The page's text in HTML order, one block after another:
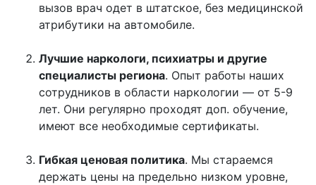
вызов врач одет в штатское, без медицинской
атрибутики на автомобиле.
Лучшие наркологи, психиатры и другие
специалисты региона. Опыт работы наших
сотрудников в области наркологии — от 5-9
лет. Они регулярно проходят доп. обучение,
имеют все необходимые сертификаты.
Гибкая ценовая политика. Мы стараемся
держать цены на предельно низком уровне,